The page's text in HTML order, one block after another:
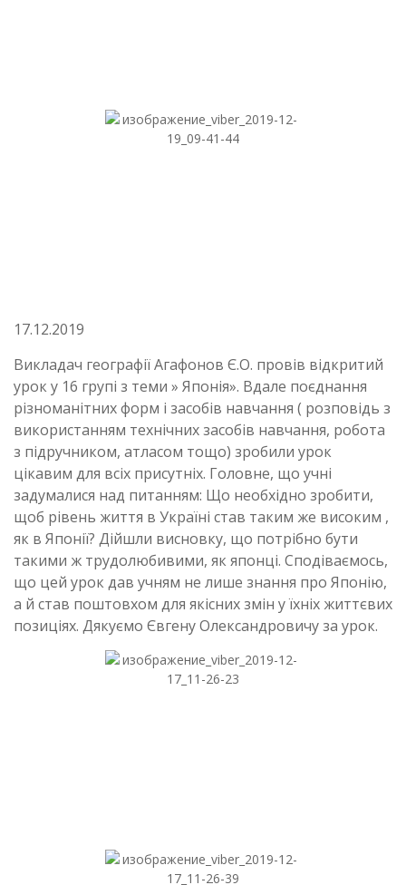
17.12.2019
Викладач географії Агафонов Є.О. провів відкритий
урок у 16 групі з теми » Японія». Вдале поєднання
різноманітних форм і засобів навчання ( розповідь з
використанням технічних засобів навчання, робота
з підручником, атласом тощо) зробили урок
цікавим для всіх присутніх. Головне, що учні
задумалися над питанням: Що необхідно зробити,
щоб рівень життя в Україні став таким же високим ,
як в Японії? Дійшли висновку, що потрібно бути
такими ж трудолюбивими, як японці. Сподіваємось,
що цей урок дав учням не лише знання про Японію,
а й став поштовхом для якісних змін у їхніх життєвих
позиціях. Дякуємо Євгену Олександровичу за урок.